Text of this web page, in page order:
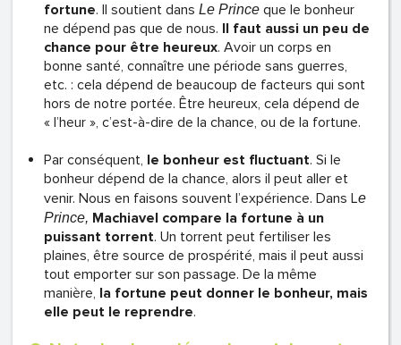
fortune. Il soutient dans Le Prince que le bonheur
ne dépend pas que de nous. Il faut aussi un peu de
chance pour être heureux. Avoir un corps en
bonne santé, connaître une période sans guerres,
etc. : cela dépend de beaucoup de facteurs qui sont
hors de notre portée. Être heureux, cela dépend de
« l’heur », c’est-à-dire de la chance, ou de la fortune.
Par conséquent, le bonheur est fluctuant. Si le
bonheur dépend de la chance, alors il peut aller et
venir. Nous en faisons souvent l’expérience. Dans Le
Prince, Machiavel compare la fortune à un
puissant torrent. Un torrent peut fertiliser les
plaines, être source de prospérité, mais il peut aussi
tout emporter sur son passage. De la même
manière, la fortune peut donner le bonheur, mais
elle peut le reprendre.